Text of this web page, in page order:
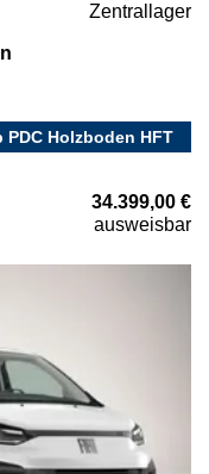
Zentrallager
PDC Holzboden HFT
34.399,00 €
ausweisbar